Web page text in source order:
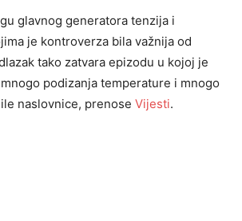
glavnog generatora tenzija i
je kontroverza bila važnija od
tako zatvara epizodu u kojoj je
podizanja temperature i mnogo
naslovnice, prenose Vijesti.